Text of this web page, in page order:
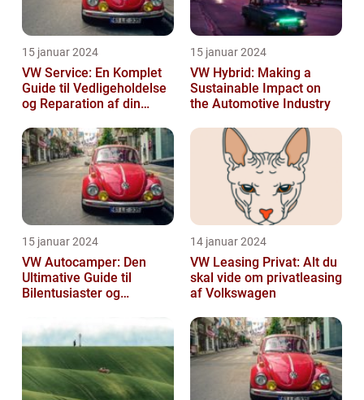
15 januar 2024
VW Service: En Komplet
Guide til Vedligeholdelse
og Reparation af din
15 januar 2024
VW Hybrid: Making a
Sustainable Impact on
the Automotive Industry
15 januar 2024
VW Autocamper: Den
Ultimative Guide til
Bilentusiaster og
14 januar 2024
VW Leasing Privat: Alt du
skal vide om privatleasing
af Volkswagen